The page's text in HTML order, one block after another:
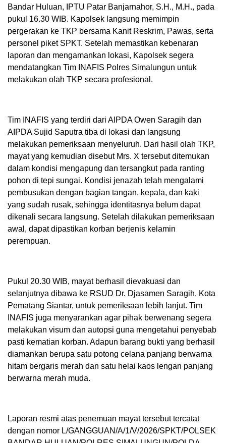
Bandar Huluan, IPTU Patar Banjarnahor, S.H., M.H., pada
pukul 16.30 WIB. Kapolsek langsung memimpin
pergerakan ke TKP bersama Kanit Reskrim, Pawas, serta
personel piket SPKT. Setelah memastikan kebenaran
laporan dan mengamankan lokasi, Kapolsek segera
mendatangkan Tim INAFIS Polres Simalungun untuk
melakukan olah TKP secara profesional.
Tim INAFIS yang terdiri dari AIPDA Owen Saragih dan
AIPDA Sujid Saputra tiba di lokasi dan langsung
melakukan pemeriksaan menyeluruh. Dari hasil olah TKP,
mayat yang kemudian disebut Mrs. X tersebut ditemukan
dalam kondisi mengapung dan tersangkut pada ranting
pohon di tepi sungai. Kondisi jenazah telah mengalami
pembusukan dengan bagian tangan, kepala, dan kaki
yang sudah rusak, sehingga identitasnya belum dapat
dikenali secara langsung. Setelah dilakukan pemeriksaan
awal, dapat dipastikan korban berjenis kelamin
perempuan.
Pukul 20.30 WIB, mayat berhasil dievakuasi dan
selanjutnya dibawa ke RSUD Dr. Djasamen Saragih, Kota
Pematang Siantar, untuk pemeriksaan lebih lanjut. Tim
INAFIS juga menyarankan agar pihak berwenang segera
melakukan visum dan autopsi guna mengetahui penyebab
pasti kematian korban. Adapun barang bukti yang berhasil
diamankan berupa satu potong celana panjang berwarna
hitam bergaris merah dan satu helai kaos lengan panjang
berwarna merah muda.
Laporan resmi atas penemuan mayat tersebut tercatat
dengan nomor L/GANGGUAN/A/1/V/2026/SPKT/POLSEK